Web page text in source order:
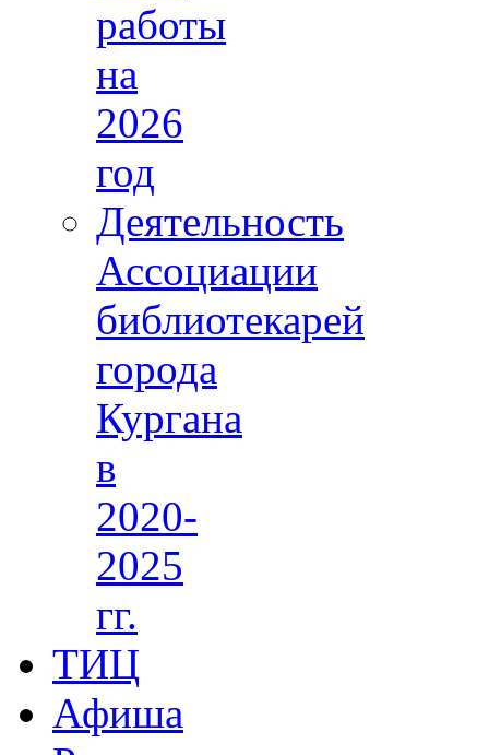
работы
на
2026
год
Деятельность
Ассоциации
библиотекарей
города
Кургана
в
2020-
2025
гг.
ТИЦ
Афиша